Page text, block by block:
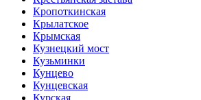
Кропоткинская
Крылатское
Крымская
Кузнецкий мост
Кузьминки
Кунцево
Кунцевская
Курская